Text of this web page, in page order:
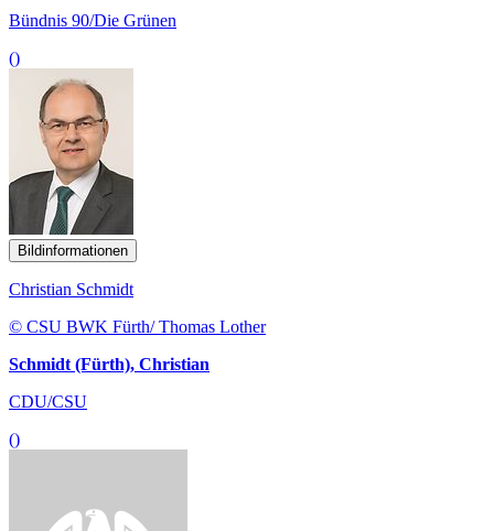
Bündnis 90/Die Grünen
()
Bildinformationen
Christian Schmidt
© CSU BWK Fürth/ Thomas Lother
Schmidt (Fürth), Christian
CDU/CSU
()